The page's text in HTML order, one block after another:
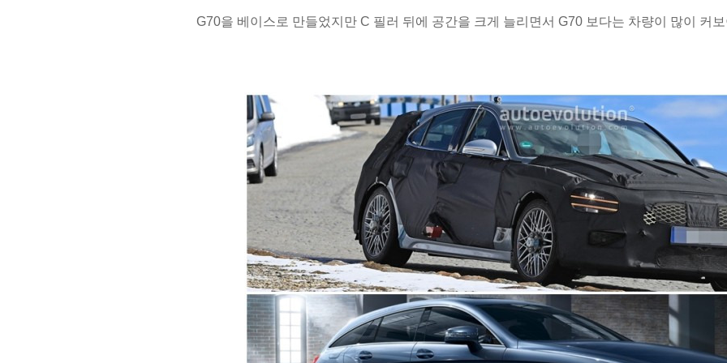
G70을 베이스로 만들었지만 C 필러 뒤에 공간을 크게 늘리면서 G70 보다는 차량이 많이 커